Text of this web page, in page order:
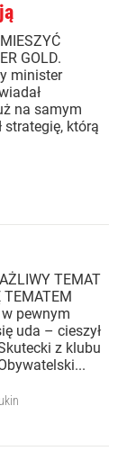
GOLD.
minister
na samym
strategię, którą
TEMAT
TEMATEM
pewnym
uda – cieszył
z klubu